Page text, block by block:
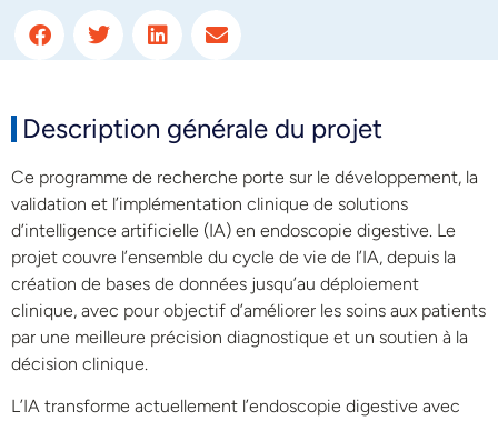
Description générale du projet
Ce programme de recherche porte sur le développement, la
validation et l’implémentation clinique de solutions
d’intelligence artificielle (IA) en endoscopie digestive. Le
projet couvre l’ensemble du cycle de vie de l’IA, depuis la
création de bases de données jusqu’au déploiement
clinique, avec pour objectif d’améliorer les soins aux patients
par une meilleure précision diagnostique et un soutien à la
décision clinique.
L’IA transforme actuellement l’endoscopie digestive avec